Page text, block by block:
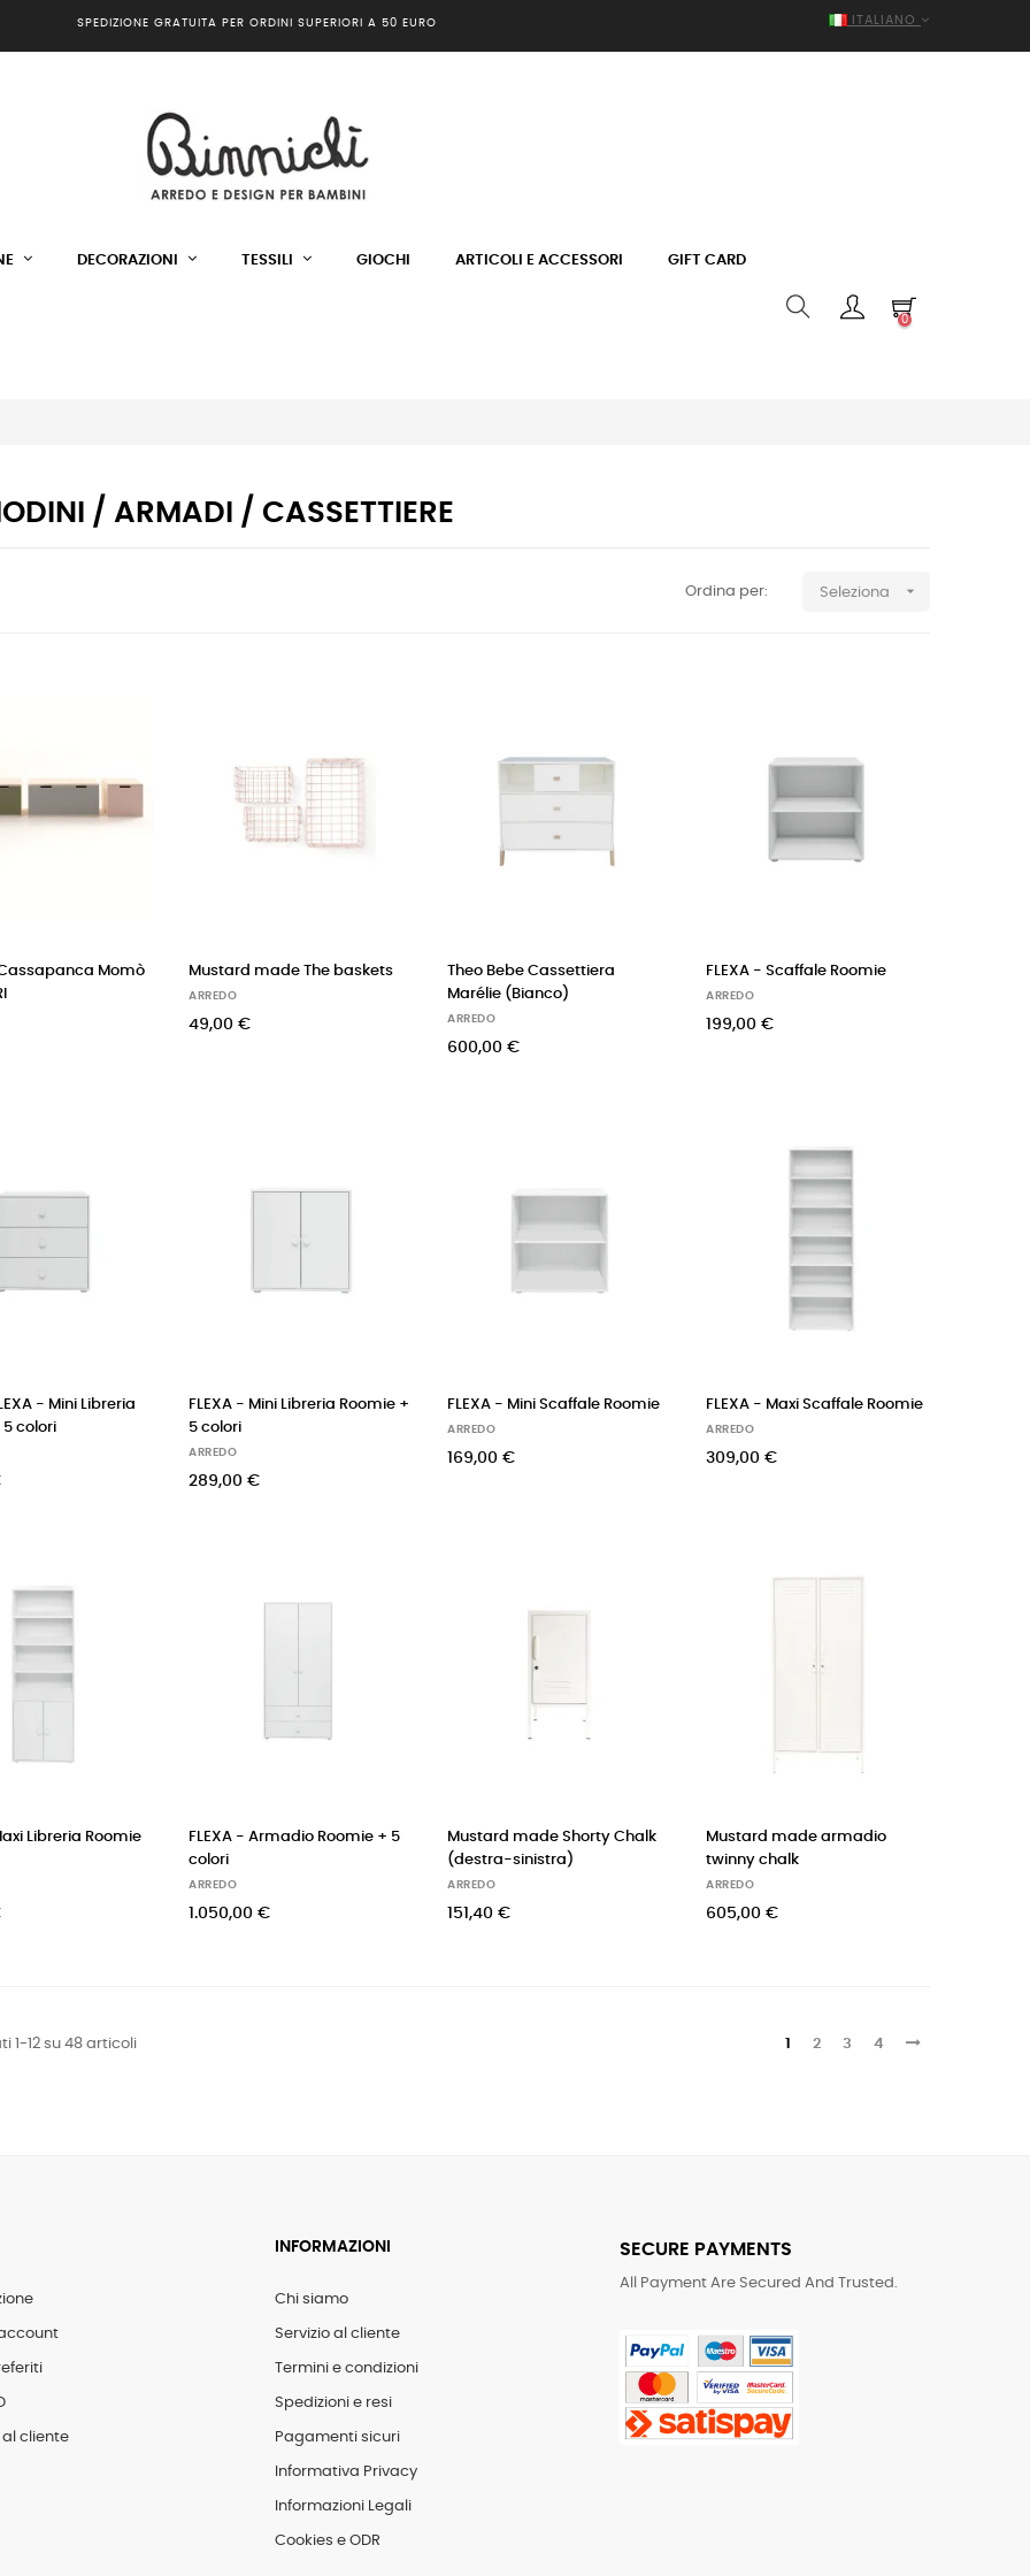
SPEDIZIONE GRATUITA PER ORDINI SUPERIORI A 50 EURO ITALIANO
DECORAZIONI TESSILI GIOCHI ARTICOLI E ACCESSORI GIFT CARD
0
/ ARMADI / CASSETTIERE
Ordina per: Seleziona 
Cassapanca Momò
Mustard made The baskets
ARREDO
49,00 €
Theo Bebe Cassettiera
Marélie (Bianco)
ARREDO
600,00 €
FLEXA - Scaffale Roomie
ARREDO
199,00 €
- Mini Libreria
5 colori
FLEXA - Mini Libreria Roomie +
5 colori
ARREDO
289,00 €
FLEXA - Mini Scaffale Roomie
ARREDO
169,00 €
FLEXA - Maxi Scaffale Roomie
ARREDO
309,00 €
Libreria Roomie
FLEXA - Armadio Roomie + 5
colori
ARREDO
1.050,00 €
Mustard made Shorty Chalk
(destra-sinistra)
ARREDO
151,40 €
Mustard made armadio
twinny chalk
ARREDO
605,00 €
1-12 su 48 articoli 2 3 4
cliente
INFORMAZIONI
Chi siamo
Servizio al cliente
Termini e condizioni
Spedizioni e resi
Pagamenti sicuri
Informativa Privacy
Informazioni Legali
Cookies e ODR
SECURE PAYMENTS
All Payment Are Secured And Trusted.